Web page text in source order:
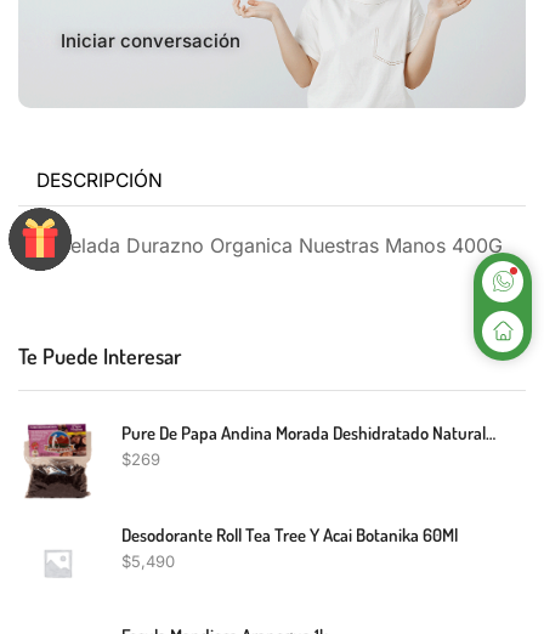
Iniciar conversación
DESCRIPCIÓN
Mermelada Durazno Organica Nuestras Manos 400G
Te Puede Interesar
Pure De Papa Andina Morada Deshidratado Natural Cauqueva 110G
$269
Desodorante Roll Tea Tree Y Acai Botanika 60Ml
$5,490